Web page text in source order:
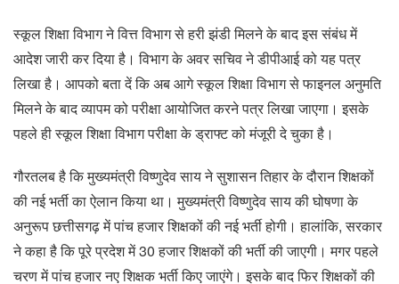
स्कूल शिक्षा विभाग ने वित्त विभाग से हरी झंडी मिलने के बाद इस संबंध में
आदेश जारी कर दिया है। विभाग के अवर सचिव ने डीपीआई को यह पत्र
लिखा है। आपको बता दें कि अब आगे स्कूल शिक्षा विभाग से फाइनल अनुमति
मिलने के बाद व्यापम को परीक्षा आयोजित करने पत्र लिखा जाएगा। इसके
पहले ही स्कूल शिक्षा विभाग परीक्षा के ड्राफ्ट को मंजूरी दे चुका है।
गौरतलब है कि मुख्यमंत्री विष्णुदेव साय ने सुशासन तिहार के दौरान शिक्षकों
की नई भर्ती का ऐलान किया था। मुख्यमंत्री विष्णुदेव साय की घोषणा के
अनुरूप छत्तीसगढ़ में पांच हजार शिक्षकों की नई भर्ती होगी। हालांकि, सरकार
ने कहा है कि पूरे प्रदेश में 30 हजार शिक्षकों की भर्ती की जाएगी। मगर पहले
चरण में पांच हजार नए शिक्षक भर्ती किए जाएंगे। इसके बाद फिर शिक्षकों की